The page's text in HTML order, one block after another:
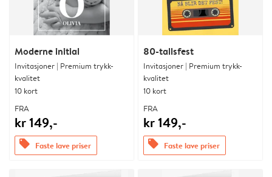
Moderne initial
Invitasjoner | Premium trykk-
kvalitet
10 kort
FRA
kr 149,-
offers Faste lave priser
80-tallsfest
Invitasjoner | Premium trykk-
kvalitet
10 kort
FRA
kr 149,-
offers Faste lave priser